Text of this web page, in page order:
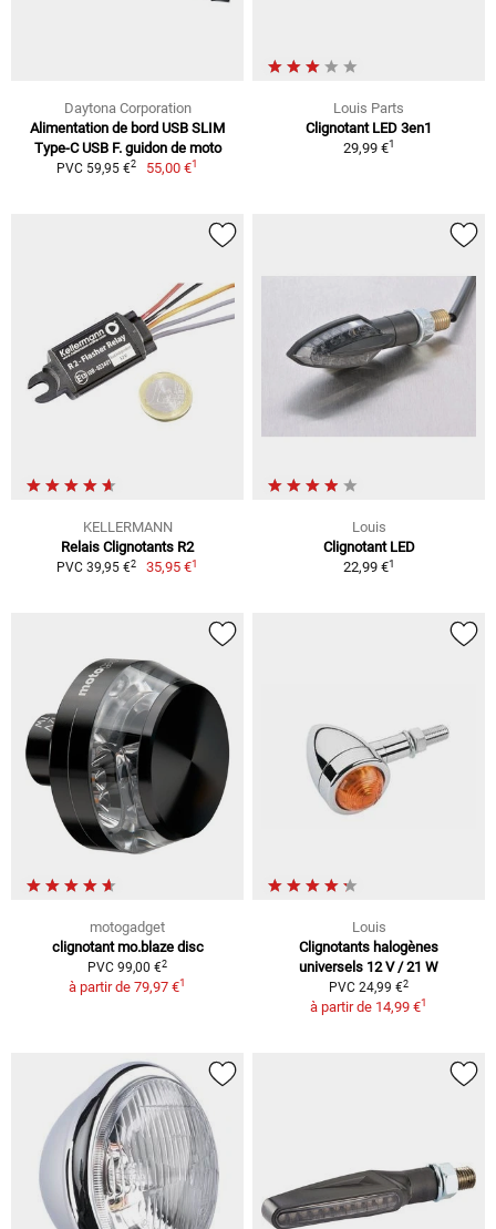
Daytona Corporation
Alimentation de bord USB SLIM
Type-C USB F. guidon de moto
PVC 59,95 €2 55,00 €1
Louis Parts
Clignotant LED 3en1
29,99 €1
KELLERMANN
Relais Clignotants R2
PVC 39,95 €2 35,95 €1
Louis
Clignotant LED
22,99 €1
motogadget
clignotant mo.blaze disc
PVC 99,00 €2
à partir de 79,97 €1
Louis
Clignotants halogènes
universels 12 V / 21 W
PVC 24,99 €2
à partir de 14,99 €1